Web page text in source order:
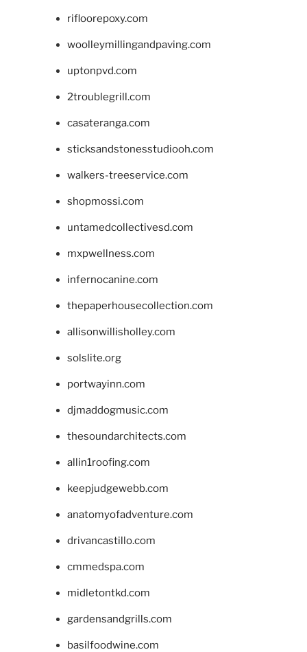
rifloorepoxy.com
woolleymillingandpaving.com
uptonpvd.com
2troublegrill.com
casateranga.com
sticksandstonesstudiooh.com
walkers-treeservice.com
shopmossi.com
untamedcollectivesd.com
mxpwellness.com
infernocanine.com
thepaperhousecollection.com
allisonwillisholley.com
solslite.org
portwayinn.com
djmaddogmusic.com
thesoundarchitects.com
allin1roofing.com
keepjudgewebb.com
anatomyofadventure.com
drivancastillo.com
cmmedspa.com
midletontkd.com
gardensandgrills.com
basilfoodwine.com